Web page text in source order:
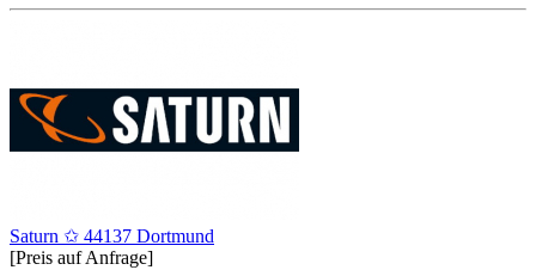
Saturn ✩ 44137 Dortmund
[Preis auf Anfrage]